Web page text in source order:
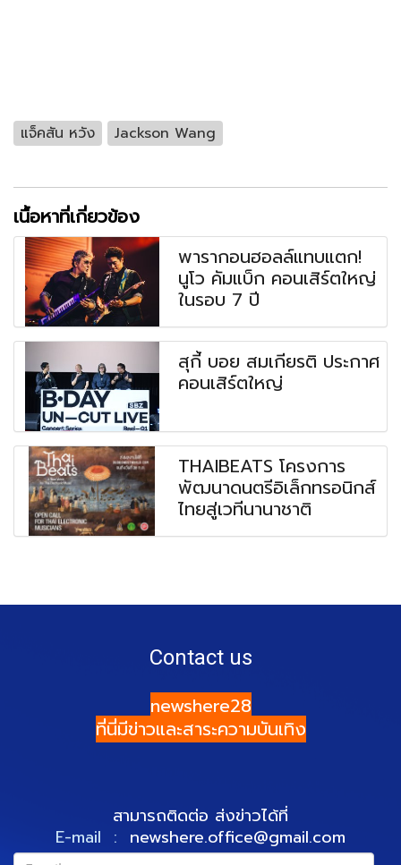
แจ็คสัน หวัง Jackson Wang
เนื้อหาที่เกี่ยวข้อง
พารากอนฮอลล์แทบแตก!
นูโว คัมแบ็ก คอนเสิร์ตใหญ่
ในรอบ 7 ปี
สุกี้ บอย สมเกียรติ ประกาศ
คอนเสิร์ตใหญ่
THAIBEATS โครงการ
พัฒนาดนตรีอิเล็กทรอนิกส์
ไทยสู่เวทีนานาชาติ
Contact us
newshere28
ที่นี่มีข่าวและสาระความบันเทิง
สามารถติดต่อ ส่งข่าวได้ที่
E-mail : newshere.office@gmail.com